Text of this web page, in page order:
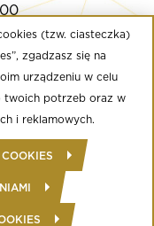
ostatniego seansu
(tzw. ciasteczka)
zgadzasz się na
urządzeniu w celu
twoich potrzeb oraz w
i reklamowych.